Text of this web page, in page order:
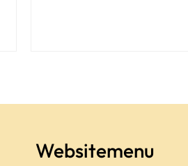
Websitemenu